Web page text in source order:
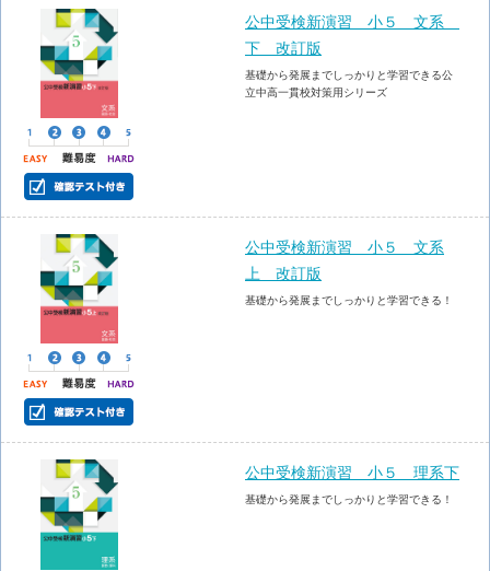
公中受検新演習 小５ 文系
下 改訂版
基礎から発展までしっかりと学習できる公
立中高一貫校対策用シリーズ
公中受検新演習 小５ 文系
上 改訂版
基礎から発展までしっかりと学習できる！
公中受検新演習 小５ 理系下
基礎から発展までしっかりと学習できる！